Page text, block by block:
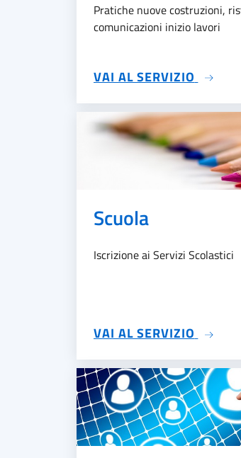
Pratiche nuove costruzioni,
comunicazioni inizio lavori
VAI AL SERVIZIO SU
Scuola
Iscrizione ai Servizi Scolastici
VAI AL SERVIZIO SU